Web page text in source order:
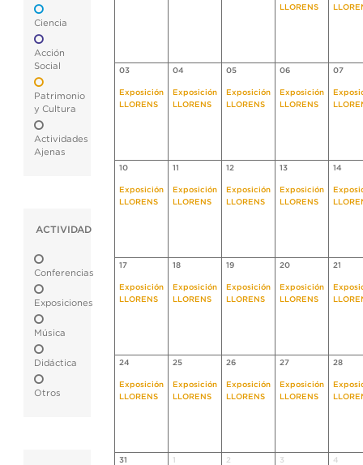
Ciencia
Acción
Social
Patrimonio
y Cultura
Actividades
Ajenas
ACTIVIDAD
Conferencias
Exposiciones
Música
Didáctica
Otros
LLORENS
03
Exposición
LLORENS
04
Exposición
LLORENS
05
Exposición
LLORENS
06
Exposición
LLORENS
07
10
Exposición
LLORENS
11
Exposición
LLORENS
12
Exposición
LLORENS
13
Exposición
LLORENS
14
17
Exposición
LLORENS
18
Exposición
LLORENS
19
Exposición
LLORENS
20
Exposición
LLORENS
21
24
Exposición
LLORENS
25
Exposición
LLORENS
26
Exposición
LLORENS
27
Exposición
LLORENS
28
31 2 3 4